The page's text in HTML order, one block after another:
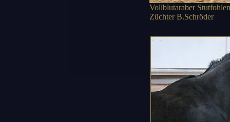
Vollblutaraber
Züchter B.Schröder